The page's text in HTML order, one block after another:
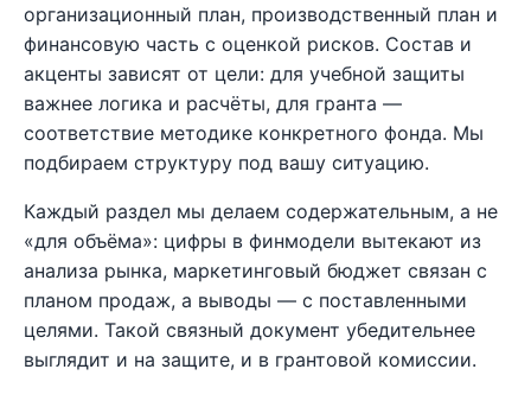
организационный план, производственный план и
финансовую часть с оценкой рисков. Состав и
акценты зависят от цели: для учебной защиты
важнее логика и расчёты, для гранта —
соответствие методике конкретного фонда. Мы
подбираем структуру под вашу ситуацию.
Каждый раздел мы делаем содержательным, а не
«для объёма»: цифры в финмодели вытекают из
анализа рынка, маркетинговый бюджет связан с
планом продаж, а выводы — с поставленными
целями. Такой связный документ убедительнее
выглядит и на защите, и в грантовой комиссии.